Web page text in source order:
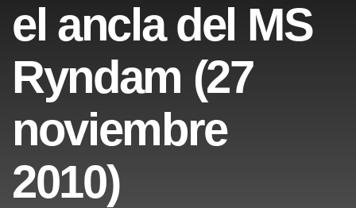
el ancla del MS
Ryndam (27
noviembre
2010)